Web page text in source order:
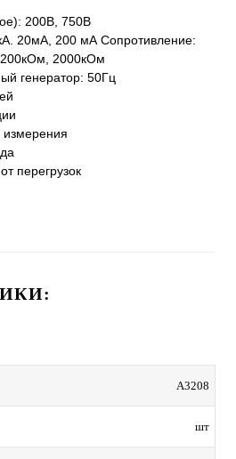
200В, 750B
20мА, 200 мА Сопротивление:
2000кОм
генератор: 50Гц
перегрузок
A3208
шт